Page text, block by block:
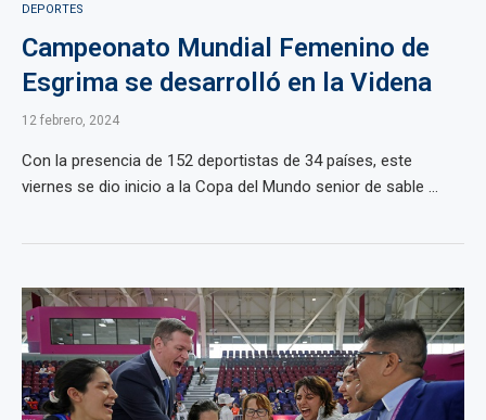
DEPORTES
Campeonato Mundial Femenino de
Esgrima se desarrolló en la Videna
12 febrero, 2024
Con la presencia de 152 deportistas de 34 países, este
viernes se dio inicio a la Copa del Mundo senior de sable ...